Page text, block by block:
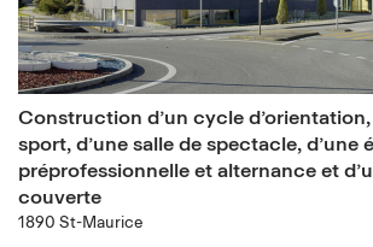
Construction d’un cycle d’orientation,
sport, d’une salle de spectacle, d’une
préprofessionnelle et alternance et
couverte
1890 St-Maurice